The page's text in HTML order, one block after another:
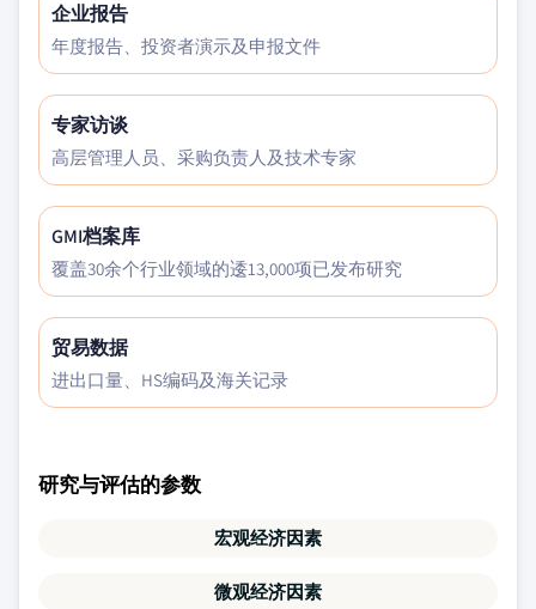
企业报告
年度报告、投资者演示及申报文件
专家访谈
高层管理人员、采购负责人及技术专家
GMI档案库
覆盖30余个行业领域的逶13,000项已发布研究
贸易数据
进出口量、HS编码及海关记录
研究与评估的参数
宏观经济因素
微观经济因素